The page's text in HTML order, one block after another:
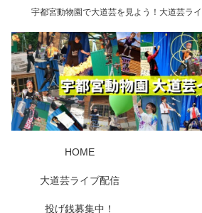
宇都宮動物園で大道芸を見よう！大道芸ラ
HOME
大道芸ライブ配信
投げ銭募集中！